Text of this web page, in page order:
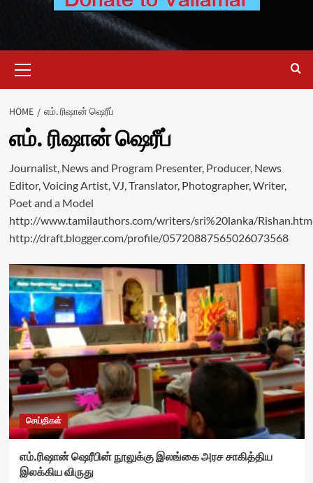
Menu
HOME எம். ரிஷான் ஷெரீப்
எம். ரிஷான் ஷெரீப்
Journalist, News and Program Presenter, Producer, News
Editor, Voicing Artist, VJ, Translator, Photographer, Writer,
Poet and a Model
http://www.tamilauthors.com/writers/sri%20lanka/
http://draft.blogger.com/profile/05720887565026073568
செய்திகள்
எம்.ரிஷான் ஷெரீபின் நூலுக்கு இலங்கை அரச சாகித்திய
இலக்கிய விருது